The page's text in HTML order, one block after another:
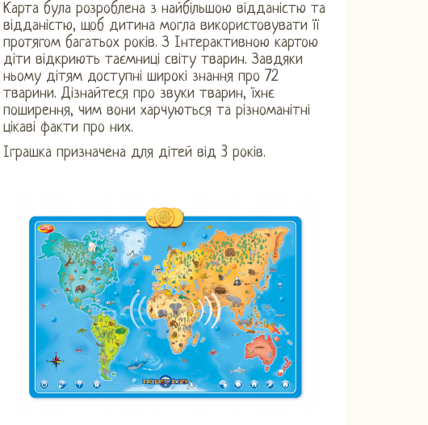
Карта була розроблена з найбільшою відданістю та
відданістю, щоб дитина могла використовувати її
протягом багатьох років. З Інтерактивною картою
діти відкриють таємниці світу тварин. Завдяки
ньому дітям доступні широкі знання про 72
тварини. Дізнайтеся про звуки тварин, їхнє
поширення, чим вони харчуються та різноманітні
цікаві факти про них.
Іграшка призначена для дітей від 3 років.